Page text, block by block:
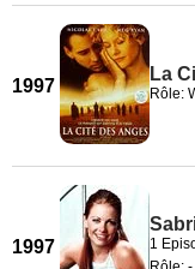
1997
La
Rôle:
1997 1